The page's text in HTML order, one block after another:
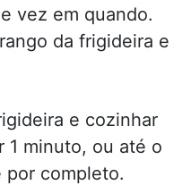
vez em quando.
da frigideira e
e cozinhar
1 minuto, ou até o
por completo.